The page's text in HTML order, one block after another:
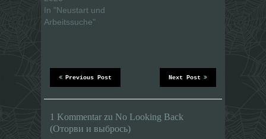
(
W
i
e
u
e
m
e
s
e
e
s
e
In "Neustart und
Arbeitssuche"
Next Post
Previous Post
1 Kommentar zu No Looking Back
(Оторви и выбрось)